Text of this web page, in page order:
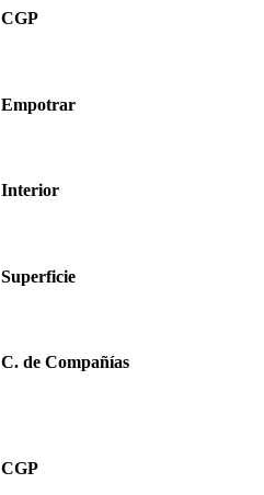
CGP
Empotrar
Interior
Superficie
C. de Compañías
CGP